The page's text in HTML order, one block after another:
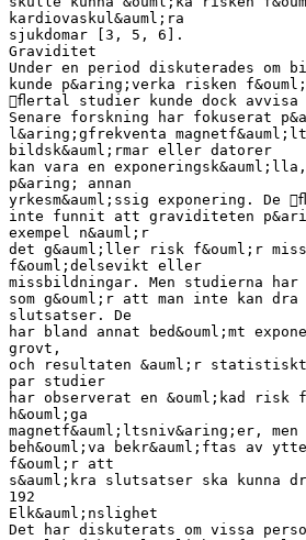
kardiovaskul&auml;ra
sjukdomar [3, 5, 6].
Graviditet
Under en period diskuterades om
kunde p&aring;verka risken
ﬂertal studier kunde dock avvisa
Senare forskning har fokuserat
l&aring;gfrekventa
bildsk&auml;rmar eller datorer
kan vara en exponeringsk&auml;lla,
p&aring; annan
yrkesm&auml;ssig exponering. De
inte funnit att graviditeten
exempel n&auml;r
det g&auml;ller risk f&ouml;r
f&ouml;delsevikt eller
missbildningar. Men studierna har
som g&ouml;r att man inte kan dra
slutsatser. De
har bland annat bed&ouml;mt
grovt,
och resultaten &auml;r
par studier
har observerat en &ouml;kad
h&ouml;ga
magnetf&auml;ltsniv&aring;er,
beh&ouml;va bekr&auml;ftas av
f&ouml;r att
s&auml;kra slutsatser ska kunna
192
Elk&auml;nslighet
Det har diskuterats om vissa